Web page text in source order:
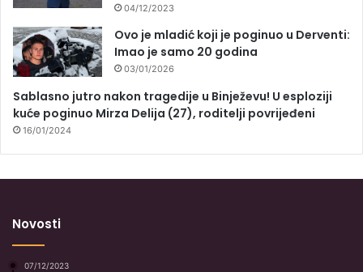
04/12/2023
Ovo je mladić koji je poginuo u Derventi:
Imao je samo 20 godina
03/01/2026
Sablasno jutro nakon tragedije u Binježevu! U esploziji
kuće poginuo Mirza Delija (27), roditelji povrijeđeni
16/01/2024
Novosti
07/12/2023